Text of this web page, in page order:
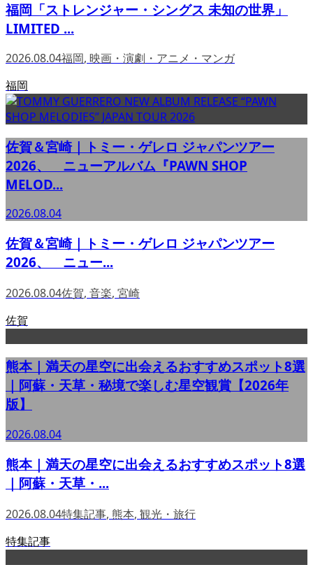
福岡「ストレンジャー・シングス 未知の世界」
LIMITED ...
2026.08.04福岡, 映画・演劇・アニメ・マンガ
福岡
佐賀＆宮崎｜トミー・ゲレロ ジャパンツアー
2026、 ニューアルバム『PAWN SHOP
MELOD...
2026.08.04
佐賀＆宮崎｜トミー・ゲレロ ジャパンツアー
2026、 ニュー...
2026.08.04佐賀, 音楽, 宮崎
佐賀
熊本｜満天の星空に出会えるおすすめスポット8選
｜阿蘇・天草・秘境で楽しむ星空観賞【2026年
版】
2026.08.04
熊本｜満天の星空に出会えるおすすめスポット8選
｜阿蘇・天草・...
2026.08.04特集記事, 熊本, 観光・旅行
特集記事